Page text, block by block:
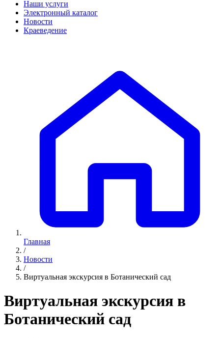
Наши услуги
Электронный каталог
Новости
Краеведение
Главная
/
Новости
/
Виртуальная экскурсия в Ботанический сад
Виртуальная экскурсия в
Ботанический сад